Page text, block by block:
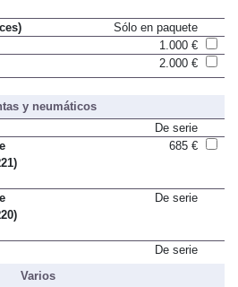
Sólo en paquete
1.000 €
2.000 €
y neumáticos
De serie
685 €
De serie
De serie
Varios